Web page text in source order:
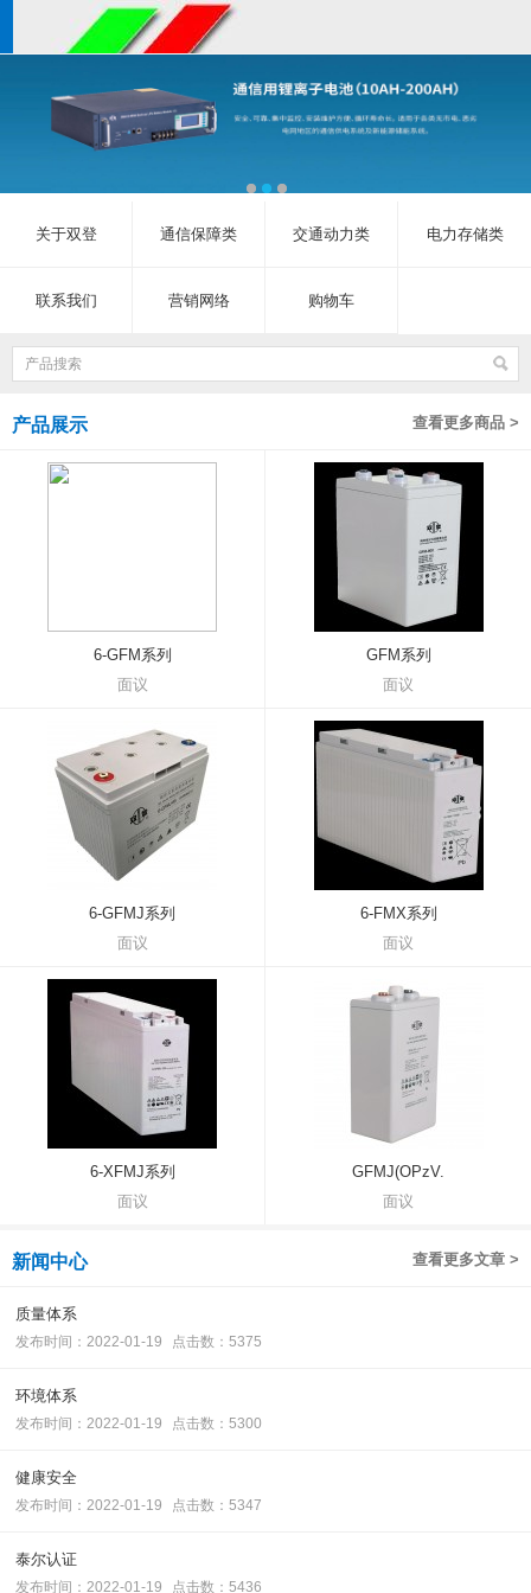
关于双登 通信保障类 交通动力类 电力存储类
联系我们 营销网络 购物车
查看更多商品 >
产品展示
6-GFM系列
面议
GFM系列
面议
6-GFMJ系列
面议
6-FMX系列
面议
6-XFMJ系列
面议
GFMJ(OPzV.
面议
查看更多文章 >
新闻中心
质量体系
发布时间：2022-01-19 点击数：5375
环境体系
发布时间：2022-01-19 点击数：5300
健康安全
发布时间：2022-01-19 点击数：5347
泰尔认证
发布时间：2022-01-19 点击数：5436